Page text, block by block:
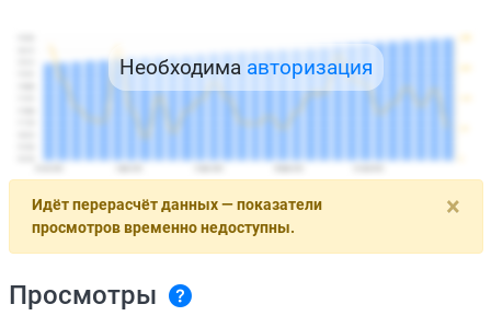
Необходима авторизация
×
Идёт перерасчёт данных — показатели
просмотров временно недоступны.
Просмотры